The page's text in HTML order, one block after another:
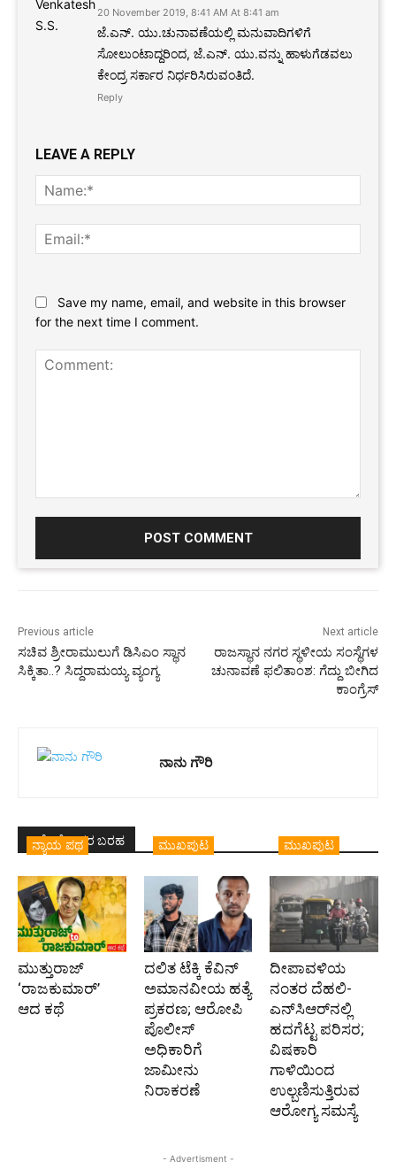
20 November 2019, 8:41 AM At 8:41 am
ಜೆ.ಎನ್. ಯು.ಚುನಾವಣೆಯಲ್ಲಿ ಮನುವಾದಿಗಳಿಗೆ
ಸೋಲುಂಟಾದ್ದರಿಂದ, ಜೆ.ಎನ್. ಯು.ವನ್ನು ಹಾಳುಗೆಡವಲು
ಕೇಂದ್ರ ಸರ್ಕಾರ ನಿರ್ಧರಿಸಿರುವಂತಿದೆ.
Reply
LEAVE A REPLY
Save my name, email, and website in this browser
for the next time I comment.
Previous article
ಸಚಿವ ಶ್ರೀರಾಮುಲುಗೆ ಡಿಸಿಎಂ ಸ್ಥಾನ
ಸಿಕ್ಕಿತಾ..? ಸಿದ್ದರಾಮಯ್ಯ ವ್ಯಂಗ್ಯ
Next article
ರಾಜಸ್ಥಾನ ನಗರ ಸ್ಥಳೀಯ ಸಂಸ್ಥೆಗಳ
ಚುನಾವಣೆ ಫಲಿತಾಂಶ: ಗೆದ್ದು ಬೀಗಿದ
ಕಾಂಗ್ರೆಸ್
ನಾನು ಗೌರಿ
ಇದೇ ಲೇಖಕರ ಬರಹ
ನ್ಯಾಯ ಪಥ
ಮುತ್ತುರಾಜ್
‘ರಾಜಕುಮಾರ್‍’
ಆದ ಕಥೆ
ಮುಖಪುಟ
ದಲಿತ ಟೆಕ್ಕಿ ಕೆವಿನ್
ಅಮಾನವೀಯ ಹತ್ಯೆ
ಪ್ರಕರಣ; ಆರೋಪಿ
ಪೊಲೀಸ್‌
ಅಧಿಕಾರಿಗೆ
ಜಾಮೀನು
ನಿರಾಕರಣೆ
ಮುಖಪುಟ
ದೀಪಾವಳಿಯ
ನಂತರ ದೆಹಲಿ-
ಎನ್‌ಸಿಆರ್‌ನಲ್ಲಿ
ಹದಗೆಟ್ಟ ಪರಿಸರ;
ವಿಷಕಾರಿ
ಗಾಳಿಯಿಂದ
ಉಲ್ಬಣಿಸುತ್ತಿರುವ
ಆರೋಗ್ಯ ಸಮಸ್ಯೆ
- Advertisment -